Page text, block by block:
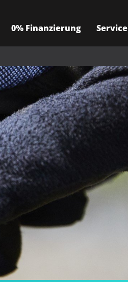
0% Finanzierung Service